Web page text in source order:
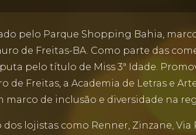
pelo Parque Shopping Bahia,
de Freitas-BA. Como parte das
pelo título de Miss 3ª Idade.
de Freitas, a Academia de Letras e
de inclusão e diversidade na
lojistas como Renner, Zinzane,